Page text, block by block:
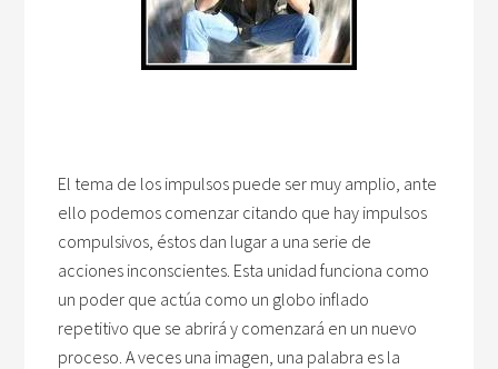
El tema de los impulsos puede ser muy amplio, ante
ello podemos comenzar citando que hay impulsos
compulsivos, éstos dan lugar a una serie de
acciones inconscientes. Esta unidad funciona como
un poder que actúa como un globo inflado
repetitivo que se abrirá y comenzará en un nuevo
proceso. A veces una imagen, una palabra es la